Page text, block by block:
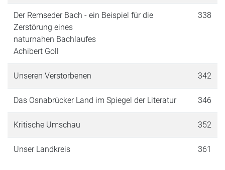
Der Remseder Bach - ein Beispiel für die
Zerstörung eines
naturnahen Bachlaufes
Achibert Goll
338
Unseren Verstorbenen 342
Das Osnabrücker Land im Spiegel der Literatur 346
Kritische Umschau 352
Unser Landkreis 361